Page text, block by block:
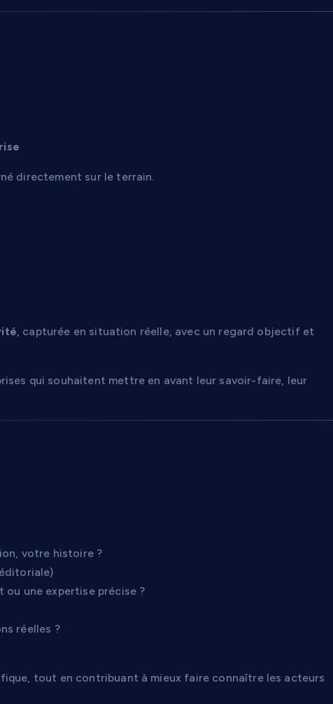
directement sur le terrain.
, capturée en situation réelle, avec un regard objectif et
qui souhaitent mettre en avant leur savoir-faire, leur
votre histoire ?
ou une expertise précise ?
réelles ?
tout en contribuant à mieux faire connaître les acteurs